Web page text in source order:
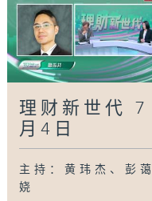
理财新世代 7
月4日
主持：黄玮杰、彭蔼
娆